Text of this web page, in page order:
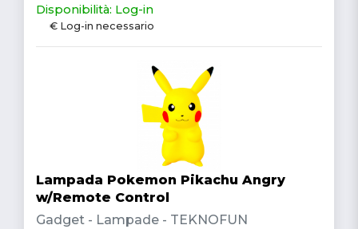
Disponibilità: Log-in
€ Log-in necessario
Lampada Pokemon Pikachu Angry
w/Remote Control
Gadget - Lampade - TEKNOFUN